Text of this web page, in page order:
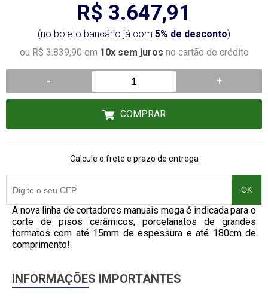
R$ 3.647,91
(no boleto bancário já com 5% de desconto)
ou R$ 3.839,90 em 10x sem juros no cartão de crédito
- +
COMPRAR
Calcule o frete e prazo de entrega
OK
A nova linha de cortadores manuais mega é indicada para o
corte de pisos cerâmicos, porcelanatos de grandes
formatos com até 15mm de espessura e até 180cm de
comprimento!
INFORMAÇÕES IMPORTANTES